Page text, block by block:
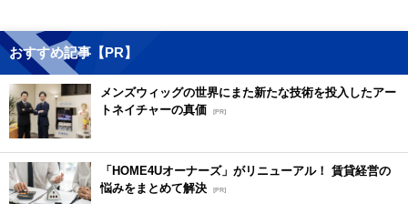
おすすめ記事【PR】
メンズウィッグの世界にまた新たな技術を投入したアー
トネイチャーの真価 [PR]
「HOME4Uオーナーズ」がリニューアル！ 賃貸経営の
悩みをまとめて解決 [PR]